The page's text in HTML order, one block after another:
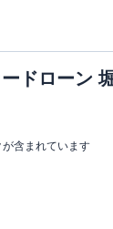
ドローン
含まれています